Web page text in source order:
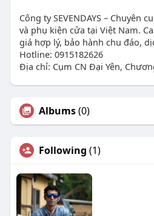
Công ty SEVENDAYS – Chuyên
và phụ kiện cửa tại Việt Nam.
giá hợp lý, bảo hành chu đáo,
Hotline: 0915182626
Địa chỉ: Cụm CN Đại Yên,
Albums(0)
Following (1)